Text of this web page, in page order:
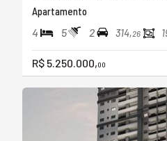
Apartamento
4 5 2 314,26
R$ 5.250.000,00